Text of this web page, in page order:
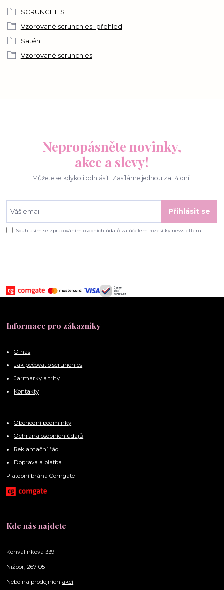
SCRUNCHIES
Vzorované scrunchies- přehled
Satén
Vzorované scrunchies
Nepropásněte novinky,
akce a slevy!
Můžete se kdykoli odhlásit. Zasíláme jednou za 14 dní.
Přihlásit se
Souhlasím se zpracováním osobních údajů za účelem rozesílky newsletteru.
Informace pro zákazníky
O nás
Jak pečovat o scrunchies
Jarmarky a trhy
Kontakty
Obchodní podmínky
Ochrana osobních údajů
Reklamační řád
Doprava a platba
Platební brána Comgate
Kde nás najdete
Konvalinková 339
Nižbor, 267 05
Nebo na prodejních akcí